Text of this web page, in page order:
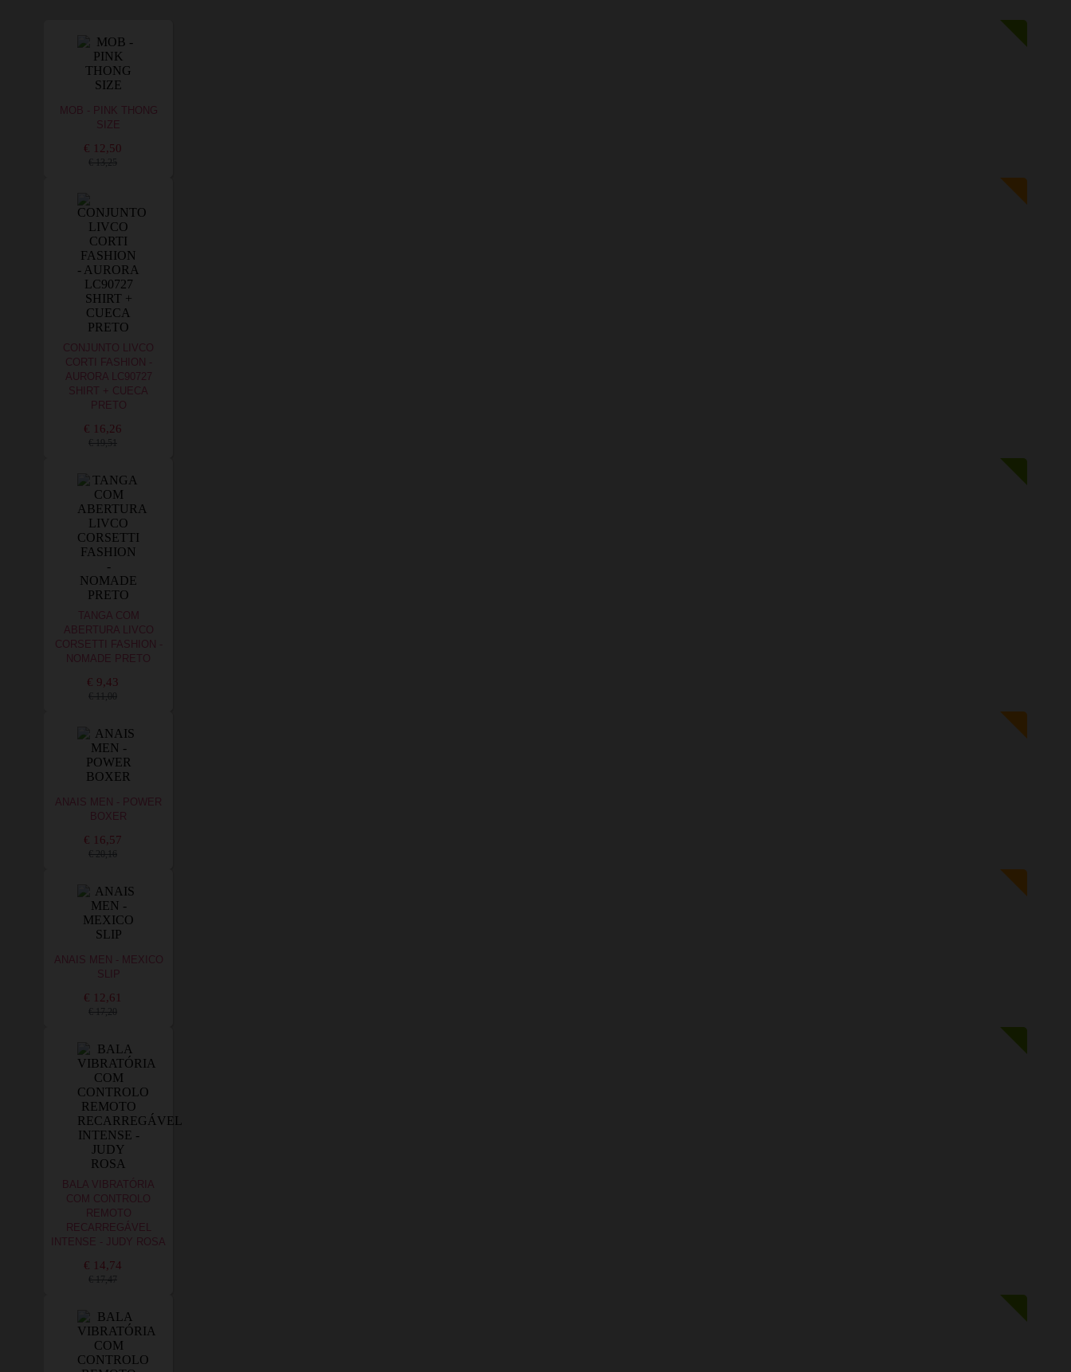
MOB - PINK THONG
SIZE
€ 12,50
€ 13,25
CONJUNTO LIVCO
CORTI FASHION -
AURORA LC90727
SHIRT + CUECA
PRETO
€ 16,26
€ 19,51
TANGA COM
ABERTURA LIVCO
CORSETTI FASHION -
NOMADE PRETO
€ 9,43
€ 11,00
ANAIS MEN - POWER
BOXER
€ 16,57
€ 20,16
ANAIS MEN - MEXICO
SLIP
€ 12,61
€ 17,20
BALA VIBRATÓRIA
COM CONTROLO
REMOTO
RECARREGÁVEL
INTENSE - JUDY ROSA
€ 14,74
€ 17,47